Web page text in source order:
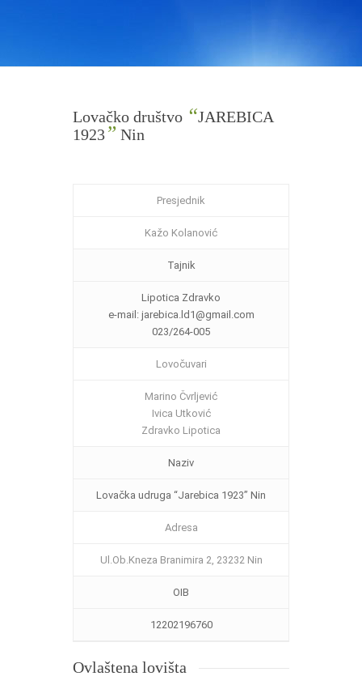
Lovačko društvo “JAREBICA
1923” Nin
Presjednik
Kažo Kolanović
Tajnik
Lipotica Zdravko
e-mail: jarebica.ld1@gmail.com
023/264-005
Lovočuvari
Marino Čvrljević
Ivica Utković
Zdravko Lipotica
Naziv
Lovačka udruga “Jarebica 1923” Nin
Adresa
Ul.Ob.Kneza Branimira 2, 23232 Nin
OIB
12202196760
Ovlaštena lovišta